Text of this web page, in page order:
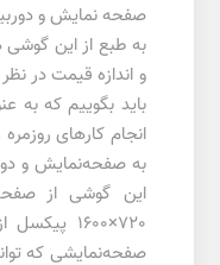
صفحه نمایش و
به طبع از این
و اندازه قیمت در
باید بگوییم که به
به صفحه‌نمایش و